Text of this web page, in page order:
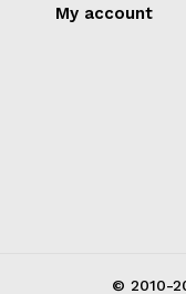
My account
© 2010-